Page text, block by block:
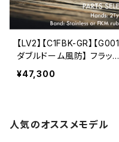
【LV2】【C1FBK-GR】【G001
ダブルドーム風防】 フラット
ベゼル 20気圧防水 機械
式/自動巻き SEIKO NH36
¥47,300
人気のオススメモデル